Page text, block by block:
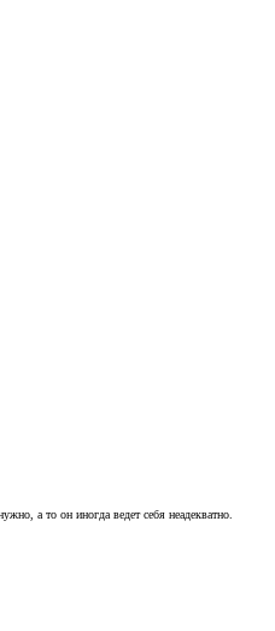
а то он иногда ведет себя неадекватно.